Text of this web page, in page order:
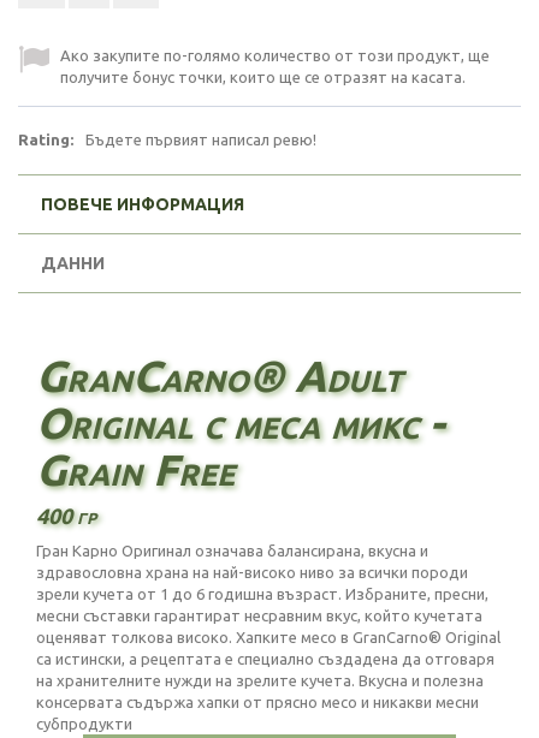
Ако закупите по-голямо количество от този продукт, ще
получите бонус точки, които ще се отразят на касата.
Rating: Бъдете първият написал ревю!
ПОВЕЧЕ ИНФОРМАЦИЯ
ДАННИ
GranCarno® Adult
Original с меса микс -
Grain Free
400 гр
Гран Карно Оригинал означава балансирана, вкусна и
здравословна храна на най-високо ниво за всички породи
зрели кучета от 1 до 6 годишна възраст. Избраните, пресни,
месни съставки гарантират несравним вкус, който кучетата
оценяват толкова високо. Хапките месо в GranCarno® Original
са истински, а рецептата е специално създадена да отговаря
на хранителните нужди на зрелите кучета. Вкусна и полезна
консервата съдържа хапки от прясно месо и никакви месни
субпродукти